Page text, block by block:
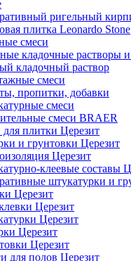
ригельный
плитка Leonardo Stone
смеси
кладочные растворы
кладочный раствор
смеси
пропитки, добавки
смеси
смеси BRAER
плитки Церезит
и грунтовки Церезит
Церезит
клеевые составы
штукатурки и
Церезит
Церезит
Церезит
Церезит
Церезит
для полов Церезит